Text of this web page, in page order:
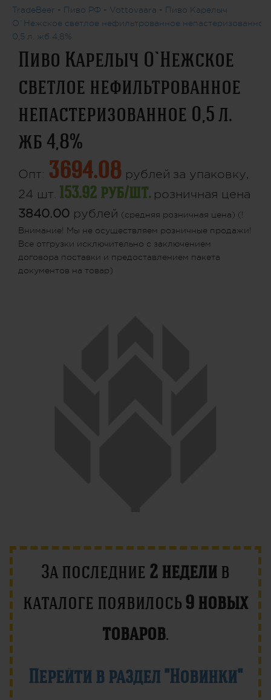
TradeBeer - Пиво РФ - Vottovaara - Пиво Карелыч
О`Нежское светлое нефильтрованное непастеризованное
0,5 л. жб 4,8%
Пиво Карелыч О`Нежское
светлое нефильтрованное
непастеризованное 0,5 л.
жб 4,8%
Опт: 3694.08 рублей за упаковку,
24 шт. 153.92 руб/шт. розничная цена
3840.00 рублей (средняя розничная цена) (!
Внимание! Мы не осуществляем розничные продажи!
Все отгрузки исключительно с заключением
договора поставки и предоставлением пакета
документов на товар)
За последние 2 недели в
каталоге появилось 9 новых
товаров.
Перейти в раздел "Новинки"